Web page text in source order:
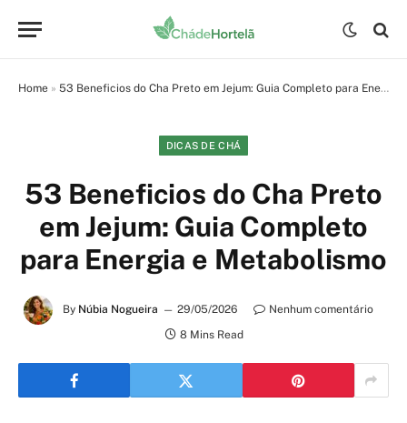
Home » 53 Beneficios do Cha Preto em Jejum: Guia Completo para Energia e Metabolismo
DICAS DE CHÁ
53 Beneficios do Cha Preto
em Jejum: Guia Completo
para Energia e Metabolismo
By Núbia Nogueira 29/05/2026
Nenhum comentário
8 Mins Read